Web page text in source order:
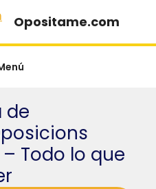
Opositame.com
de
Todo lo que